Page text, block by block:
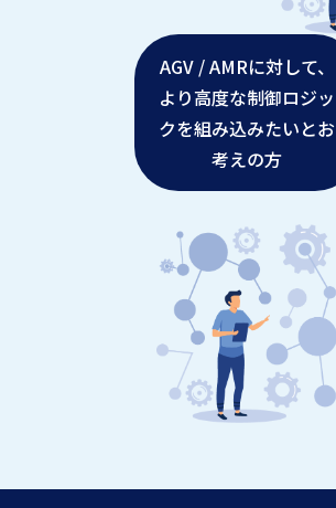
AGV / AMRに対して、
より高度な制御ロジッ
クを組み込みたいとお
考えの方